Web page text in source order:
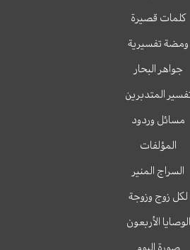
كلمات قصيرة
ومضة تفسيرية
جواهر البحار
المتدبرين
مسائل وردود
المؤلفات
السراج المنير
لكل زوج وزوجة
الوصايا الأربعون
صورة اليوم